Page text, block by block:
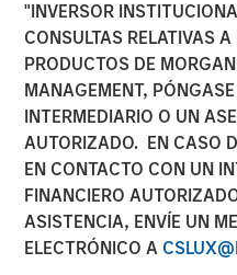
"INVERSOR
CONSULTAS RELATIVAS
PRODUCTOS DE
MANAGEMENT,
INTERMEDIARIO O UN
AUTORIZADO. EN CASO
EN CONTACTO CON UN
FINANCIERO
ASISTENCIA, ENVÍE UN
ELECTRÓNICO A
CONSILIENT OBSERVER
Cost of
Capital
Investment
“Easy
28 FEBRERO 2024